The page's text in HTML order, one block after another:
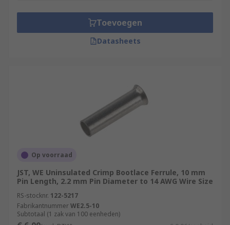
Toevoegen
Datasheets
Op voorraad
JST, WE Uninsulated Crimp Bootlace Ferrule, 10 mm
Pin Length, 2.2 mm Pin Diameter to 14 AWG Wire Size
RS-stocknr. 122-5217
FabrikantnummerWE2.5-10
Subtotaal (1 zak van 100 eenheden)